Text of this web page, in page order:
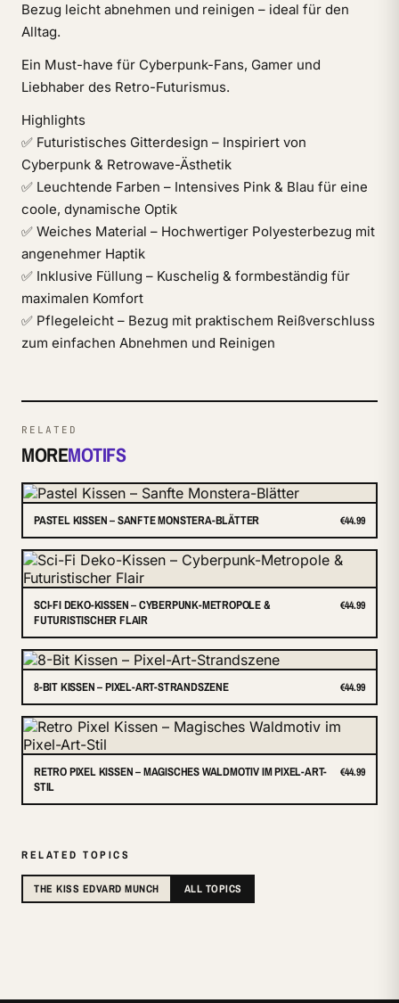
Bezug leicht abnehmen und reinigen – ideal für den
Alltag.
Ein Must-have für Cyberpunk-Fans, Gamer und
Liebhaber des Retro-Futurismus.
Highlights
✅ Futuristisches Gitterdesign – Inspiriert von
Cyberpunk & Retrowave-Ästhetik
✅ Leuchtende Farben – Intensives Pink & Blau für eine
coole, dynamische Optik
✅ Weiches Material – Hochwertiger Polyesterbezug mit
angenehmer Haptik
✅ Inklusive Füllung – Kuschelig & formbeständig für
maximalen Komfort
✅ Pflegeleicht – Bezug mit praktischem Reißverschluss
zum einfachen Abnehmen und Reinigen
RELATED
MOREMOTIFS
PASTEL KISSEN – SANFTE MONSTERA-BLÄTTER €44.99
SCI-FI DEKO-KISSEN – CYBERPUNK-METROPOLE &
FUTURISTISCHER FLAIR
€44.99
8-BIT KISSEN – PIXEL-ART-STRANDSZENE €44.99
RETRO PIXEL KISSEN – MAGISCHES WALDMOTIV IM PIXEL-ART-
STIL
€44.99
RELATED TOPICS
THE KISS EDVARD MUNCH ALL TOPICS